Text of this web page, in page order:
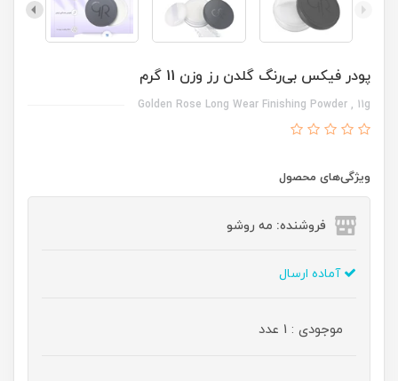
پودر فیکس بی‌رنگ گلدن رز وزن 11 گرم
Golden Rose Long Wear Finishing Powder , 11g
ویژگی‌های محصول
فروشنده: مه رو‌شو
آماده ارسال
موجودی : 1 عدد